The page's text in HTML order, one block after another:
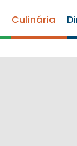
Culinária